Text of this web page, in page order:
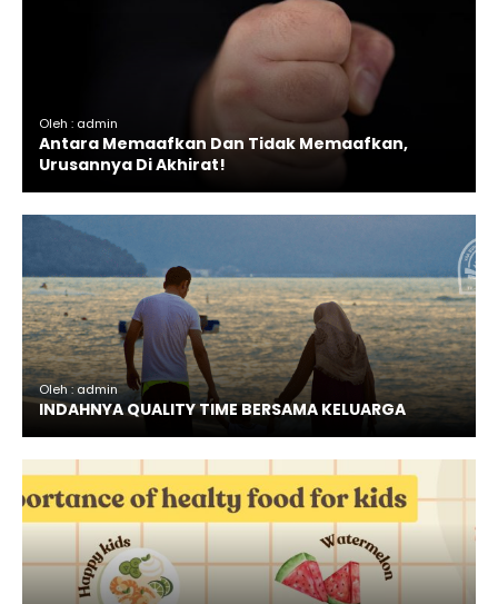
Oleh : admin
Antara Memaafkan Dan Tidak Memaafkan,
Urusannya Di Akhirat!
Oleh : admin
INDAHNYA QUALITY TIME BERSAMA KELUARGA